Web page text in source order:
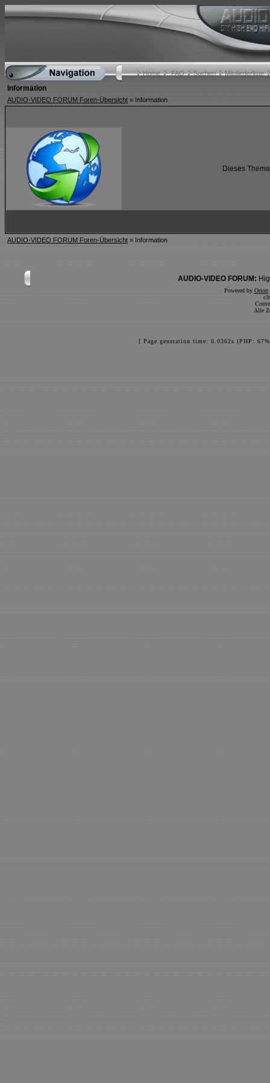
Home FAQ Suchen Mitgliederliste
Information
AUDIO-VIDEO FORUM Foren-Übersicht » Information
Dieses
AUDIO-VIDEO FORUM Foren-Übersicht » Information
AUDIO-VIDEO FORUM:
Powered by Orion
Alle
[ Page generation time: 0.0362s (PHP: